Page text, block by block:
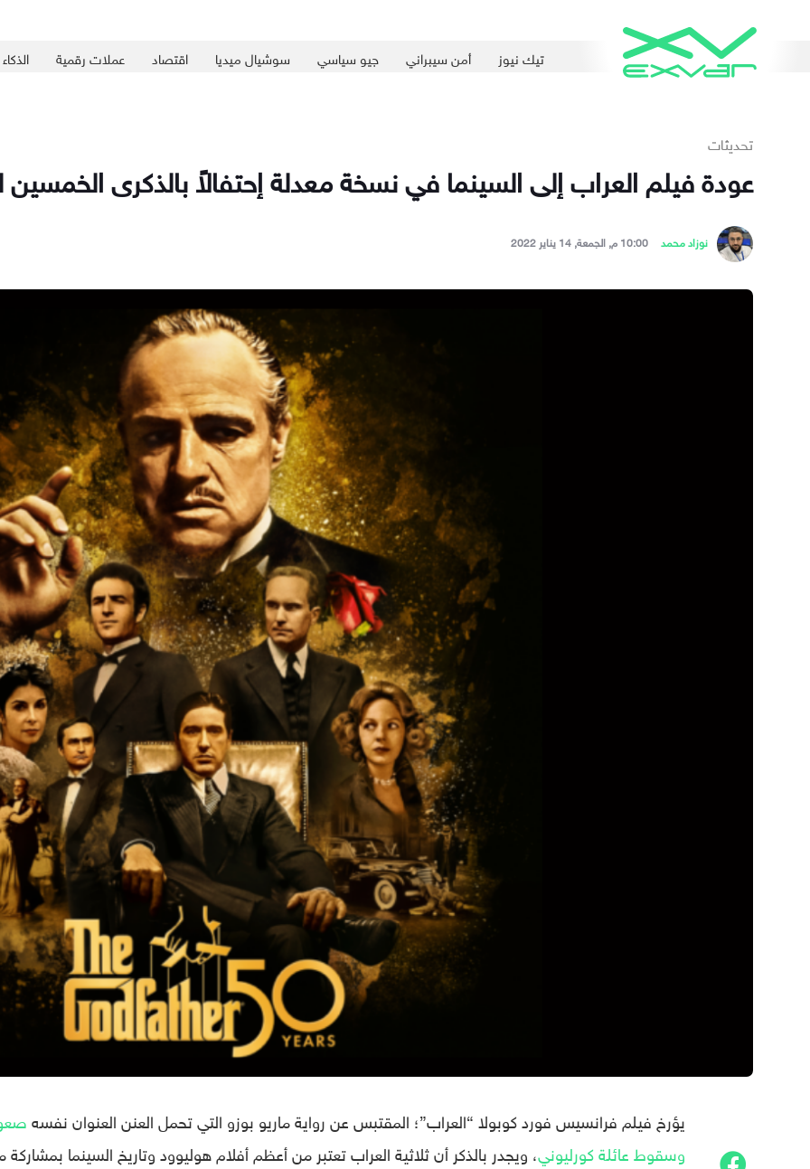
تيك نيوز أمن سيبراني جيو سياسي سوشيال ميديا اقتصاد عملات رقمية
تحديثات
عودة فيلم العراب إلى السينما في نسخة معدلة إحتفالاً بالذكرى الخمسين
نوزاد محمد 10:00 م, الجمعة, 14 يناير 2022
يؤرخ فيلم فرانسيس فورد كوبولا “العراب”؛ المقتبس عن رواية ماريو بوزو التي تحمل العنن العنوان نفسه
وسقوط عائلة كورليوني، ويجدر بالذكر أن ثلاثية العراب تعتبر من أعظم أفلام هوليوود وتاريخ السينما